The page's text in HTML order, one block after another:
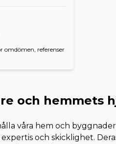
omdömen, referenser
och hemmets
våra hem och
och skicklighet.